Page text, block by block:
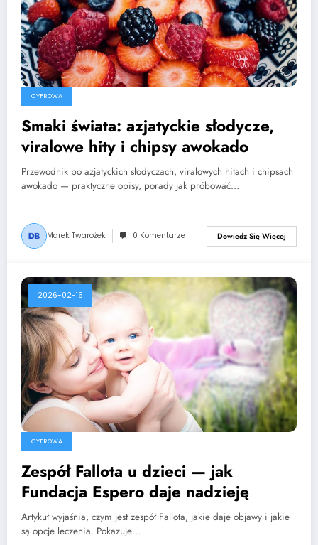
CYFROWA
Smaki świata: azjatyckie słodycze,
viralowe hity i chipsy awokado
Przewodnik po azjatyckich słodyczach, viralowych hitach i chipsach
awokado — praktyczne opisy, porady jak próbować…
Marek Twarożek 0 Komentarze Dowiedz Się Więcej
2026-02-16
CYFROWA
Zespół Fallota u dzieci — jak
Fundacja Espero daje nadzieję
Artykuł wyjaśnia, czym jest zespół Fallota, jakie daje objawy i jakie
są opcje leczenia. Pokazuje…